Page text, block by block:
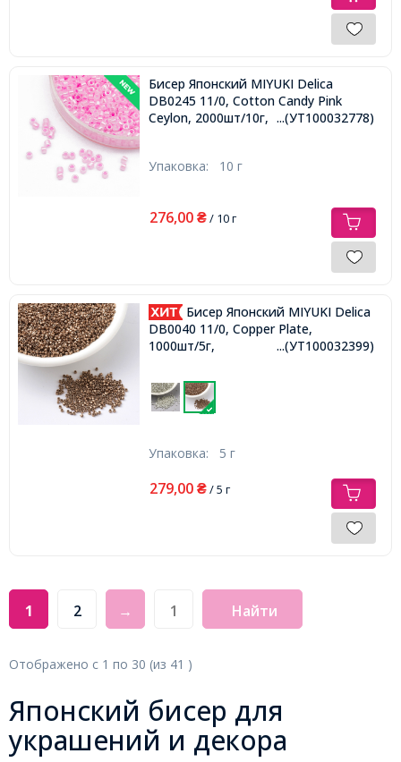
Бисер Японский MIYUKI Delica
DB0245 11/0, Cotton Candy Pink
Ceylon, 2000шт/10г, ...(УТ100032778)
Упаковка: 10 г
276,00 ₴/ 10 г
Бисер Японский MIYUKI Delica
DB0040 11/0, Copper Plate,
1000шт/5г,
...(УТ100032399)
Упаковка: 5 г
279,00 ₴/ 5 г
1 2 → Найти
Отображено с 1 по 30 (из 41 )
Японский бисер для
украшений и декора